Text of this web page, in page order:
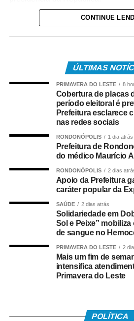
No entendimento de Nunes
“Trata-se de
mecanismo
valorização
práticas e ao
permanente
técnico das
eleitorais, por
público às
que
elevada
seus
CONTINUE
ÚLTIMAS
PRIMAVERA DO LESTE 8
Cobertura de placas
período eleitoral é
Prefeitura esclarece
nas redes sociais
RONDONÓPOLIS 1 dia atrás
Prefeitura de
do médico Maurício
RONDONÓPOLIS 2 dias
Apoio da Prefeitura
caráter popular da
SAÚDE 2 dias atrás
Solidariedade em
Sol e Peixe”
de sangue no
PRIMAVERA DO LESTE 2
Mais um fim de
intensifica
Primavera do Leste
POLÍTICA